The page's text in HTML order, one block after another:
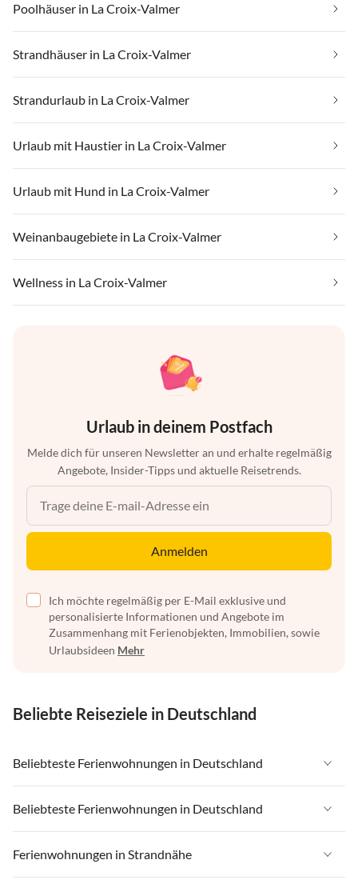
Poolhäuser in La Croix-Valmer
Strandhäuser in La Croix-Valmer
Strandurlaub in La Croix-Valmer
Urlaub mit Haustier in La Croix-Valmer
Urlaub mit Hund in La Croix-Valmer
Weinanbaugebiete in La Croix-Valmer
Wellness in La Croix-Valmer
Urlaub in deinem Postfach
Melde dich für unseren Newsletter an und erhalte regelmäßig
Angebote, Insider-Tipps und aktuelle Reisetrends.
Anmelden
Ich möchte regelmäßig per E-Mail exklusive und
personalisierte Informationen und Angebote im
Zusammenhang mit Ferienobjekten, Immobilien, sowie
Urlaubsideen Mehr
Beliebte Reiseziele in Deutschland
Beliebteste Ferienwohnungen in Deutschland
Ferienwohnungen in Deutschland
Ferienwohnungen in Ostsee
Ferienwohnungen in Nordsee
Beliebteste Ferienwohnungen in Deutschland
Ferienwohnungen in Deutschland
Ferienwohnungen in Strandnähe